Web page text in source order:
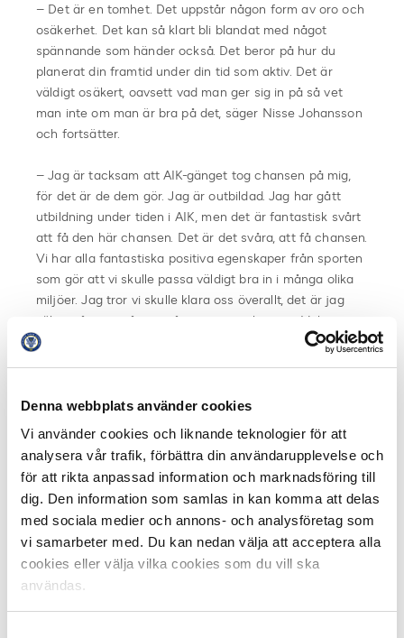
Denna webbplats använder cookies
Vi använder cookies och liknande teknologier för att
analysera vår trafik, förbättra din användarupplevelse och
för att rikta anpassad information och marknadsföring till
dig. Den information som samlas in kan komma att delas
med sociala medier och annons- och analysföretag som
vi samarbeter med. Du kan nedan välja att acceptera alla
cookies eller välja vilka cookies som du vill ska
användas.
– Det är en tomhet. Det uppstår någon form av oro och
osäkerhet. Det kan så klart bli blandat med något
spännande som händer också. Det beror på hur du
planerat din framtid under din tid som aktiv. Det är
väldigt osäkert, oavsett vad man ger sig in på så vet
man inte om man är bra på det, säger Nisse Johansson
och fortsätter.
– Jag är tacksam att AIK-gänget tog chansen på mig,
för det är de dem gör. Jag är outbildad. Jag har gått
utbildning under tiden i AIK, men det är fantastisk svårt
att få den här chansen. Det är det svåra, att få chansen.
Vi har alla fantastiska positiva egenskaper från sporten
som gör att vi skulle passa väldigt bra in i många olika
miljöer. Jag tror vi skulle klara oss överallt, det är jag
säker på, men någon måste ge oss chansen. Vi har
ingen CV som talar om att vi skulle vara bra, men jag
avdankad spelare. Man kanske har varit utlandsproffs i
gått utbildning i fem-sex år, men de kanske inte har levt
på samma sätt som vi gjort.
Deltagarna beskriver det inte som en självklarhet att
vara kvar inom idrotten.
– För min egen del var det viktigt att hitta en ny passion
och det var inte alls säkert för mig att jag skulle vara
kvar inom idrotten. Det var viktigare med själva